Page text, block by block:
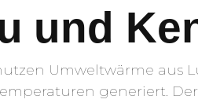
und
Umweltwärme aus
generiert.